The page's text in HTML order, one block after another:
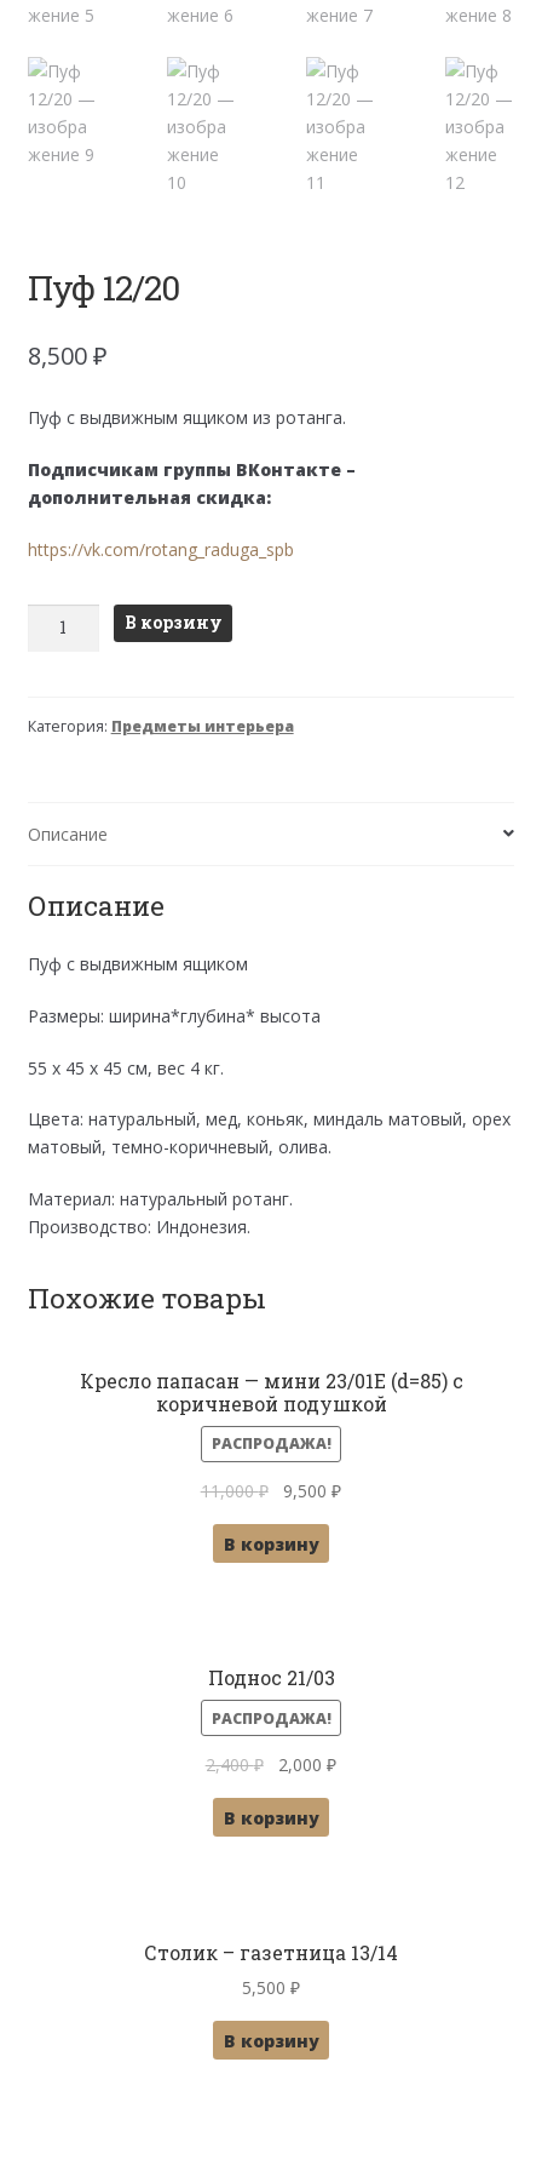
Пуф 12/20
8,500₽
Пуф с выдвижным ящиком из ротанга.
Подписчикам группы ВКонтакте –
дополнительная скидка:
https://vk.com/rotang_raduga_spb
Количество В корзину
Категория: Предметы интерьера
Описание
Описание
Пуф с выдвижным ящиком
Размеры: ширина*глубина* высота
55 х 45 х 45 см, вес 4 кг.
Цвета: натуральный, мед, коньяк, миндаль матовый, орех
матовый, темно-коричневый, олива.
Материал: натуральный ротанг.
Производство: Индонезия.
Похожие товары
Кресло папасан — мини 23/01Е (d=85) с
коричневой подушкой
РАСПРОДАЖА!
11,000₽
Первоначальная
составляла
9,500₽Текущая
В корзину
Поднос 21/03
РАСПРОДАЖА!
2,400₽
Первоначальная
составляла
2,000₽Текущая
В корзину
Столик – газетница 13/14
5,500 ₽
В корзину